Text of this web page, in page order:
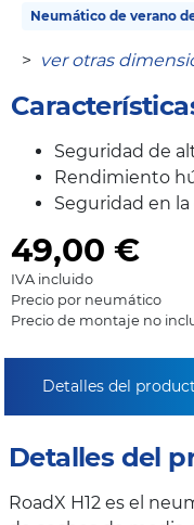
Neumático de verano
> ver otras
Seguridad de
Rendimiento
Seguridad en
49,00 €
IVA incluido
Precio por neumático
Precio de montaje no
Detalles del
Detalles del
RoadX H12 es el